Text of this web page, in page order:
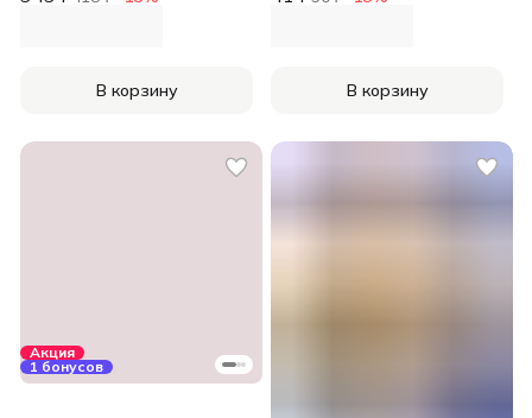
В корзину В корзину
Акция
1 бонусов